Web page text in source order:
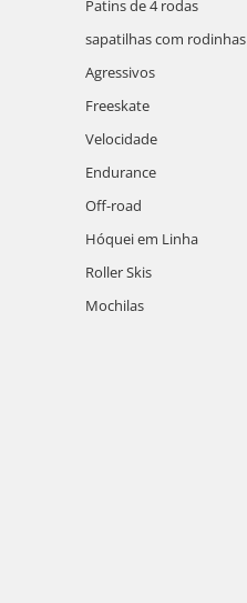
Patins de 4 rodas
sapatilhas com rodinhas
Agressivos
Freeskate
Velocidade
Endurance
Off-road
Hóquei em Linha
Roller Skis
Mochilas